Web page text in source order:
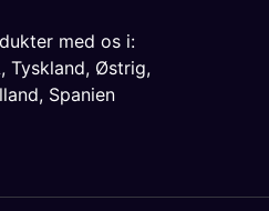
med os i:
, Tyskland, Østrig,
, Spanien